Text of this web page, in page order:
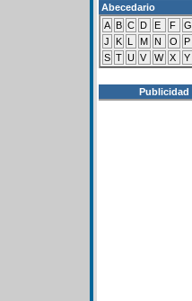
Abecedario
A B C D E F G
J
K L M N O P
S T U V W X Y
Publicidad